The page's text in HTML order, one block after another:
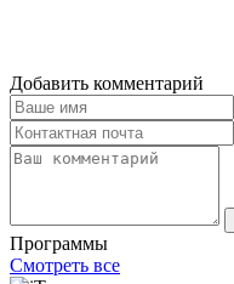
Добавить комментарий
Программы
Смотреть все